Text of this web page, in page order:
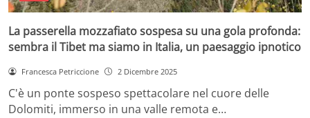
La passerella mozzafiato sospesa su una gola profonda:
sembra il Tibet ma siamo in Italia, un paesaggio ipnotico
Francesca Petriccione 2 Dicembre 2025
C'è un ponte sospeso spettacolare nel cuore delle
Dolomiti, immerso in una valle remota e…